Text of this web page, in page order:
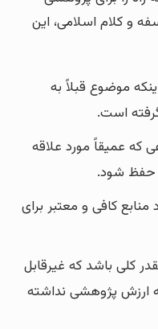
و کلام اسلامی، این
موضوع قبلاً به
است.
که عمیقاً مورد علاقه
حفظ شود.
منابع کافی و معتبر برای
کلی باشد که غیرقابل
ارزش پژوهشی نداشته